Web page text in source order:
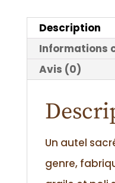
sacrée
Description
Informations
Avis (0)
Un autel
genre,